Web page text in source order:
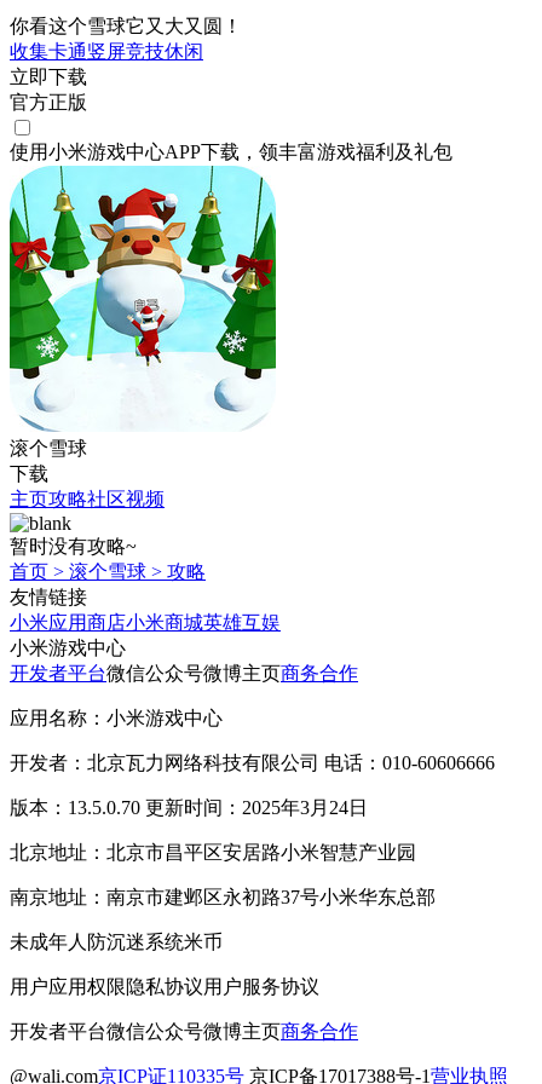
你看这个雪球它又大又圆！
收集卡通竖屏竞技休闲
立即下载
官方正版
使用小米游戏中心APP下载 ，领丰富游戏福利 及礼包
滚个雪球
下载
主页攻略社区视频
暂时没有攻略~
首页 > 滚个雪球 > 攻略
友情链接
小米应用商店小米商城英雄互娱
小米游戏中心
开发者平台微信公众号微博主页商务合作
应用名称：小米游戏中心
开发者：北京瓦力网络科技有限公司 电话：010-60606666
版本：13.5.0.70 更新时间：2025年3月24日
北京地址：北京市昌平区安居路小米智慧产业园
南京地址：南京市建邺区永初路37号小米华东总部
未成年人防沉迷系统米币
用户应用权限隐私协议用户服务协议
开发者平台微信公众号微博主页商务合作
@wali.com京ICP证110335号 京ICP备17017388号-1营业执照